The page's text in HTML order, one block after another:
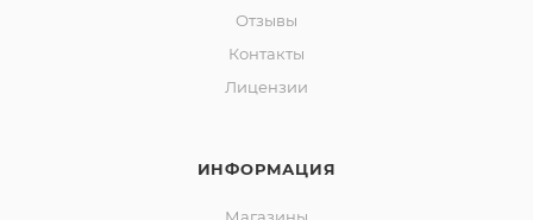
Отзывы
Контакты
Лицензии
ИНФОРМАЦИЯ